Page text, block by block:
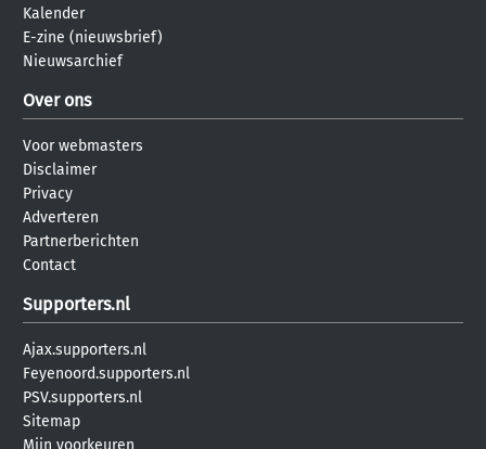
Kalender
E-zine (nieuwsbrief)
Nieuwsarchief
Over ons
Voor webmasters
Disclaimer
Privacy
Adverteren
Partnerberichten
Contact
Supporters.nl
Ajax.supporters.nl
Feyenoord.supporters.nl
PSV.supporters.nl
Sitemap
Mijn voorkeuren